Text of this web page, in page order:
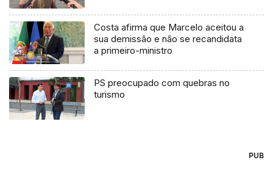
Costa afirma que Marcelo aceitou a
sua demissão e não se recandidata
a primeiro-ministro
PS preocupado com quebras no
turismo
PUB